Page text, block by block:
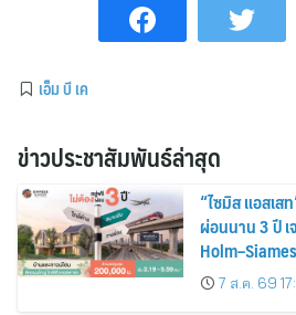
เอ็ม บี เค
ข่าวประชาสัมพันธ์ล่าสุด
“ไซมิส แอสเส
ผ่อนนาน 3 ปี เ
ส่วนลดและสิท
2569
7 ส.ค. 69